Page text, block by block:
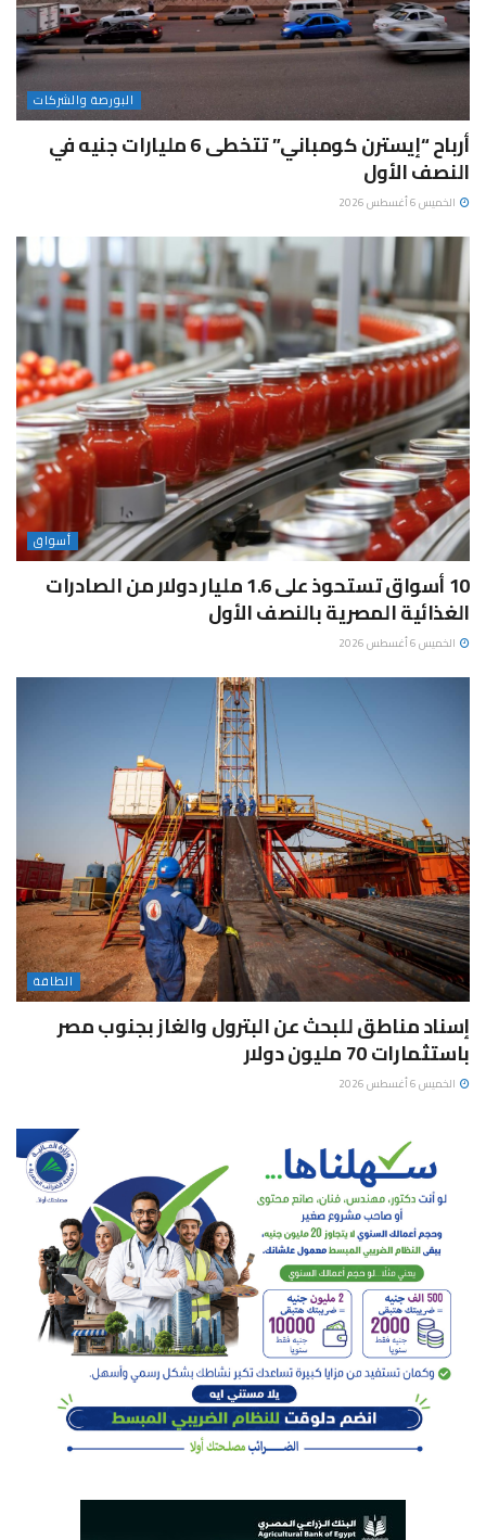
البورصة والشركات
أرباح “إيسترن كومباني” تتخطى 6 مليارات جنيه في
النصف الأول
الخميس 6 أغسطس 2026
أسواق
10 أسواق تستحوذ على 1.6 مليار دولار من الصادرات
الغذائية المصرية بالنصف الأول
الخميس 6 أغسطس 2026
الطاقة
إسناد مناطق للبحث عن البترول والغاز بجنوب مصر
باستثمارات 70 مليون دولار
الخميس 6 أغسطس 2026